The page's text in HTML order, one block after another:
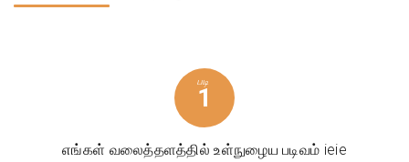
படி
1
எங்கள் வலைத்தளத்தில் உள்நுழைய படிவம் ieie